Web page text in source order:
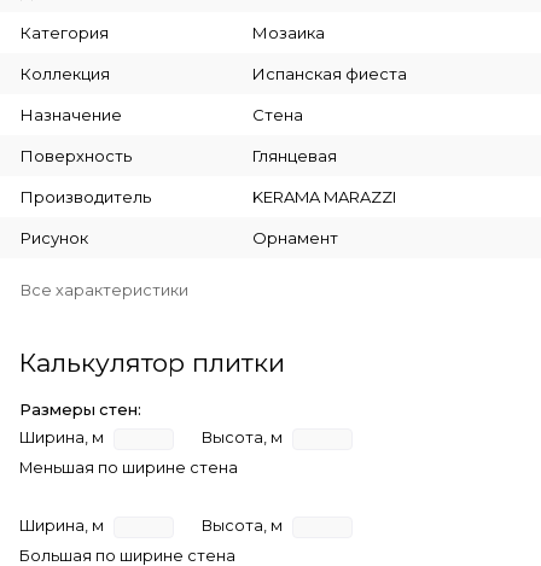
Категория Мозаика
Коллекция Испанская фиеста
Назначение Стена
Поверхность Глянцевая
Производитель KERAMA MARAZZI
Рисунок Орнамент
Все характеристики
Калькулятор плитки
Размеры стен:
Ширина, м
Высота, м
Меньшая по ширине стена
Ширина, м
Высота, м
Большая по ширине стена